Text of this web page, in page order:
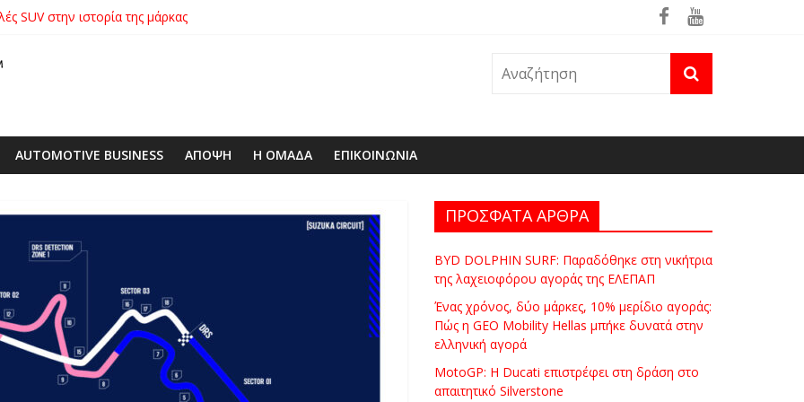
SUV στην ιστορία της μάρκας
Πώς η GEO Mobility Hellas μπήκε δυνατά στην ελληνική αγορά
απαιτητικό Silverstone
με δεξαμενή 600 λίτρων στην ΕΠΟΜΕΑ Βιλίων – το όχημα βρέθηκε ήδη στη φωτιά του Πόρτο Γερμενό
AUTOMOTIVE BUSINESS ΑΠΟΨΗ Η ΟΜΑΔΑ ΕΠΙΚΟΙΝΩΝΙΑ
ΠΡΟΣΦΑΤΑ ΑΡΘΡΑ
BYD DOLPHIN SURF: Παραδόθηκε στη νικήτρια
της λαχειοφόρου αγοράς της ΕΛΕΠΑΠ
Ένας χρόνος, δύο μάρκες, 10% μερίδιο αγοράς:
Πώς η GEO Mobility Hellas μπήκε δυνατά στην
ελληνική αγορά
MotoGP: Η Ducati επιστρέφει στη δράση στο
απαιτητικό Silverstone